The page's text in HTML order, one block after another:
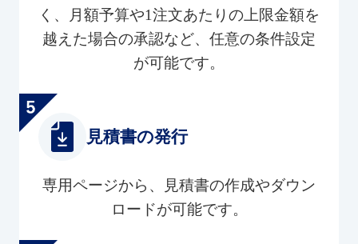
く、月額予算や1注文あたりの上限金額を
越えた場合の承認など、任意の条件設定
が可能です。
見積書の発行
専用ページから、見積書の作成やダウン
ロードが可能です。